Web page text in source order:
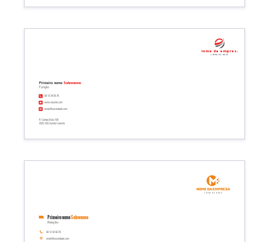
R Campo Bola 109
2525-555 Quinta Carocho
www.seusite.com
06 12 34 56 78
email@sociedade.com
Função
Primeiro nome Sobrenome
Nome da empresa
Linha de base
email@sociedade.com
06 12 34 56 78
Função
Primeiro nomeSobrenome
Nome da empresa
Linha de base